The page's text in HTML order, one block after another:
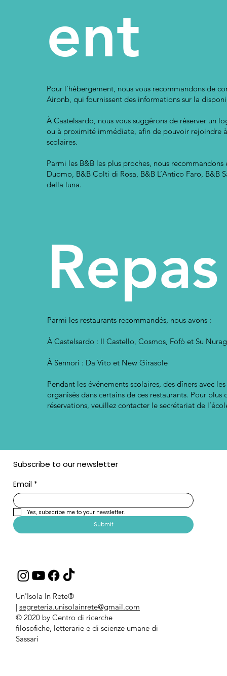
ent
Pour l’hébergement, nous vous recommandons de
Airbnb, qui fournissent des informations sur la
À Castelsardo, nous vous suggérons de réserver un
ou à proximité immédiate, afin de pouvoir rejoindre
scolaires.
Parmi les B&B les plus proches, nous
Duomo, B&B Colti di Rosa, B&B L’Antico Faro, B&B
della luna.
Repas
Parmi les restaurants recommandés, nous avons :
À Castelsardo : Il Castello, Cosmos, Fofò et Su
À Sennori : Da Vito et New Girasole
Pendant les événements scolaires, des dîners avec
organisés dans certains de ces restaurants. Pour plus
réservations, veuillez contacter le secrétariat de
Un'Isola In Rete®
| segreteria.unisolainrete@gmail.com
© 2020 by Centro di ricerche
filosofiche, letterarie e di scienze umane di
Sassari
Subscribe to our newsletter
Email *
Yes, subscribe me to your newsletter.
Submit